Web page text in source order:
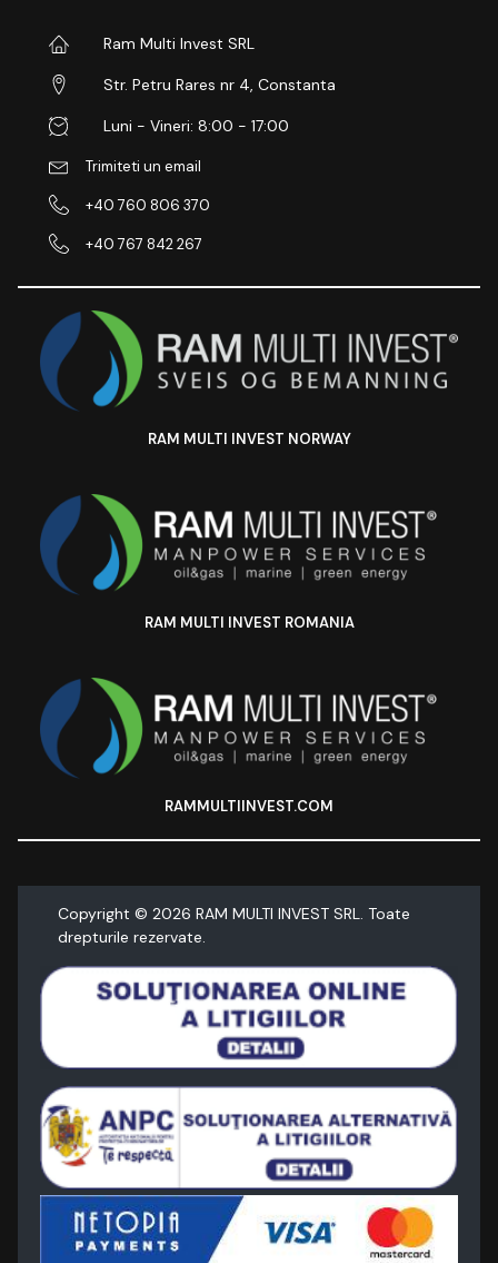
Ram Multi Invest SRL
Str. Petru Rares nr 4, Constanta
Luni - Vineri: 8:00 - 17:00
Trimiteti un email
+40 760 806 370
+40 767 842 267
RAM MULTI INVEST NORWAY
RAM MULTI INVEST ROMANIA
RAMMULTIINVEST.COM
Copyright © 2026 RAM MULTI INVEST SRL. Toate
drepturile rezervate.